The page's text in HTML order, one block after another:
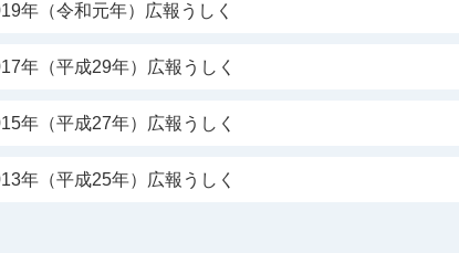
年（令和元年）広報うしく
年（平成29年）広報うしく
年（平成27年）広報うしく
年（平成25年）広報うしく